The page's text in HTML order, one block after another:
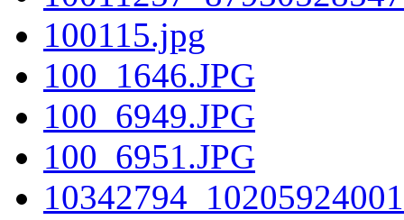
100115.jpg
100_1646.JPG
100_6949.JPG
100_6951.JPG